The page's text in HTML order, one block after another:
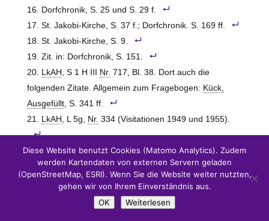
Dorfchronik, S. 25 und S. 29 f.
St. Jakobi-Kirche, S. 37 f.; Dorfchronik. S. 169 ff.
St. Jakobi-Kirche, S. 9.
Zit. in: Dorfchronik, S. 151.
LkAH , S 1 H III Nr. 717, Bl. 38. Dort auch die
folgenden Zitate. Allgemein zum Fragebogen: Kück,
Ausgefüllt, S. 341 ff.
LkAH , L 5g, Nr. 334 (Visitationen 1949 und 1955).
LkAH, L 5g,Nr.334 (Visitation 1955).
KABl.1973, S. 9.
, L 5g, Nr.
335 (Visitation 1973). Vgl. ebd. zum
Folgenden, einschließlich des Zitats.
Diese Website benutzt Cookies (Matomo Analytics). Zudem
werden Kartendaten von externen Servern geladen
(OpenStreetMap, ESRI). Wenn Sie die Website weiter nutzten,
gehen wir von Ihrem Einverständnis aus.
OK
Weiterlesen